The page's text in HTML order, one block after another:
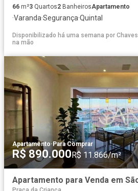
66 m²3 Quartos2 BanheirosApartamento
·Varanda·Segurança·Quintal
Disponibilizado há uma semana por Chaves
na mão
Apartamento·Para Comprar
R$ 890.000R$ 11.866/m²